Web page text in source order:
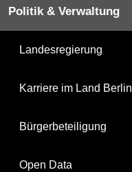
Politik & Verwaltung
Landesregierung
Karriere im Land Berlin
Bürgerbeteiligung
Open Data